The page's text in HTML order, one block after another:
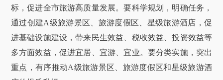
标，促进全市旅游高质量发展。要科学规划，明确任务，
通过创建A级旅游景区、旅游度假区、星级旅游酒店，促
进基础设施建设，带来民生效益、税收效益、投资效益等
多方面效益，促进宜居、宜游、宜业。要分类实施，突出
重点，有序推动A级旅游景区、旅游度假区和星级旅游酒